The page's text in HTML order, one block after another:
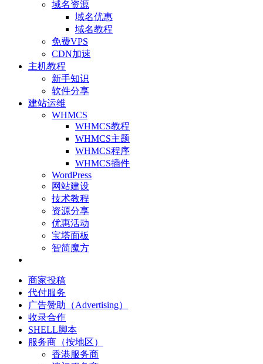
域名资源
域名优惠
域名教程
免费VPS
CDN加速
主机教程
新手知识
软件分享
建站运维
WHMCS
WHMCS教程
WHMCS主题
WHMCS程序
WHMCS插件
WordPress
网站建设
技术教程
资源分享
优惠活动
宝塔面板
智简魔方
商家投稿
代付服务
广告赞助（Advertising）
收录合作
SHELL脚本
服务商（按地区）
香港服务商